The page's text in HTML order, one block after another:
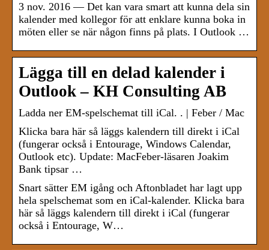
3 nov. 2016 — Det kan vara smart att kunna dela sin
kalender med kollegor för att enklare kunna boka in
möten eller se när någon finns på plats. I Outlook …
Lägga till en delad kalender i
Outlook – KH Consulting AB
Ladda ner EM-spelschemat till iCal. . | Feber / Mac
Klicka bara här så läggs kalendern till direkt i iCal
(fungerar också i Entourage, Windows Calendar,
Outlook etc). Update: MacFeber-läsaren Joakim
Bank tipsar …
Snart sätter EM igång och Aftonbladet har lagt upp
hela spelschemat som en iCal-kalender. Klicka bara
här så läggs kalendern till direkt i iCal (fungerar
också i Entourage, W…